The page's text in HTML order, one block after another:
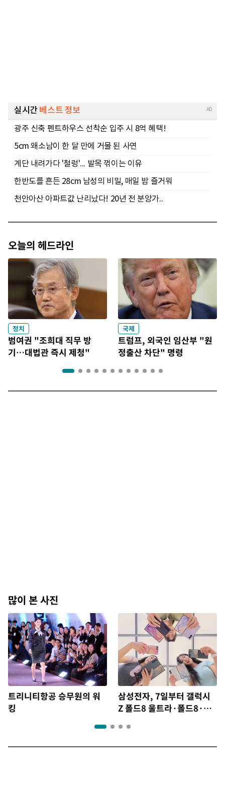
오늘의 헤드라인
정치
범여권 "조희대 직무 방
기…대법관 즉시 제청"
국제
트럼프, 외국인 임산부 "원
정출산 차단" 명령
많이 본 사진
트리니티항공 승무원의 워
킹
삼성전자, 7일부터 갤럭시
Z 폴드8 울트라·폴드8·플